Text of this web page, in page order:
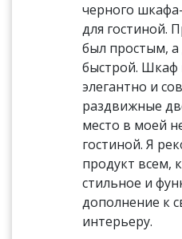
черного
для гостиной.
был простым, а
быстрой. Шкаф
элегантно и
раздвижные
место в моей
гостиной. Я
продукт всем,
стильное и
дополнение к
интерьеру.